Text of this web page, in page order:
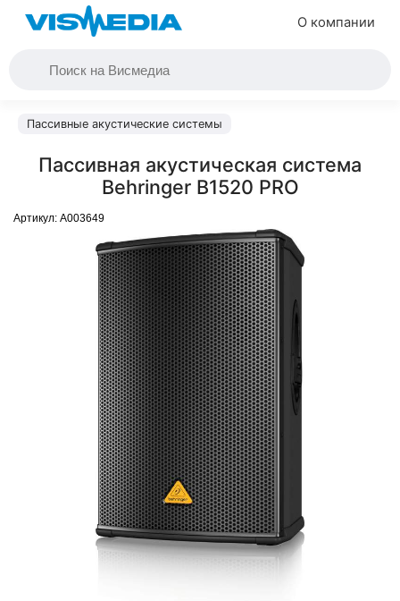
О компании
Пассивные акустические системы
Пассивная акустическая система
Behringer B1520 PRO
Артикул: A003649